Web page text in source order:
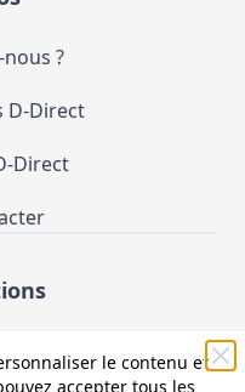
le contenu et
accepter tous les
?
D-Direct
Direct